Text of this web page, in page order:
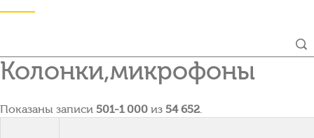
Колонки,микрофоны
Показаны записи 501-1 000 из 54 652.